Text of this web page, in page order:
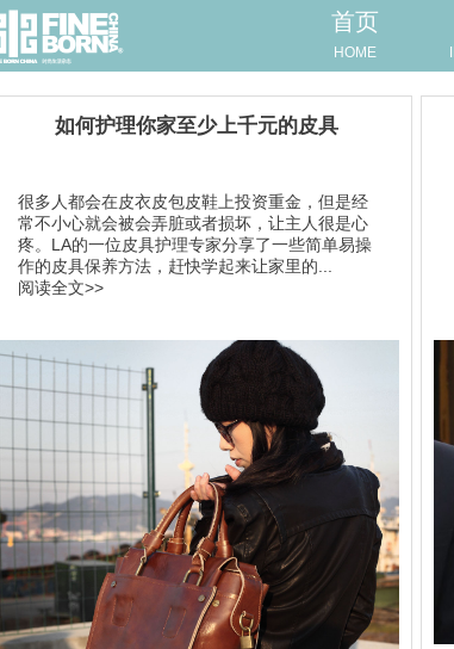
首页
HOME
如何护理你家至少上千元的皮具
很多人都会在皮衣皮包皮鞋上投资重金，但是经
常不小心就会被会弄脏或者损坏，让主人很是心
疼。LA的一位皮具护理专家分享了一些简单易操
作的皮具保养方法，赶快学起来让家里的...
阅读全文>>